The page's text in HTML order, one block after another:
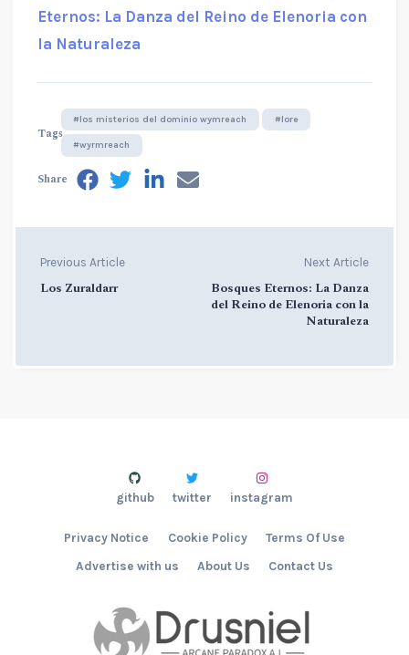
Eternos: La Danza del Reino de Elenoria con
la Naturaleza
Tags
#los misterios del dominio wymreach #lore
#wyrmreach
Share
Previous Article
Los Zuraldarr
Next Article
Bosques Eternos: La Danza
del Reino de Elenoria con la
Naturaleza
Advertise with us About Us Contact Us
Privacy Notice Cookie Policy Terms Of Use
github twitter instagram